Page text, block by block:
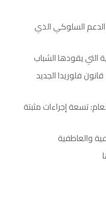
السلوكي الذي
يقف وراء قانون فلوريدا الجديد
تسعة إجراءات مثبتة